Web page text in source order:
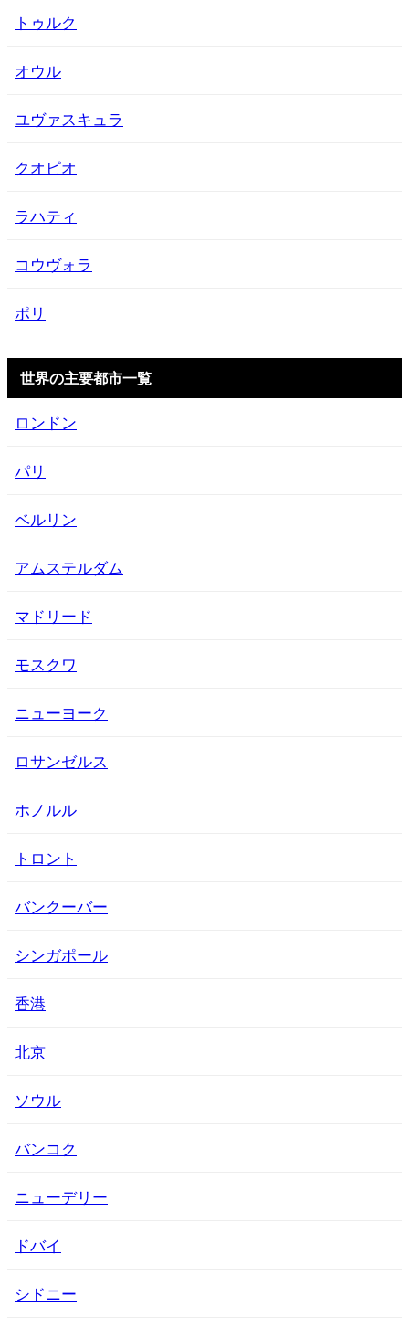
トゥルク
オウル
ユヴァスキュラ
クオピオ
ラハティ
コウヴォラ
ポリ
世界の主要都市一覧
ロンドン
パリ
ベルリン
アムステルダム
マドリード
モスクワ
ニューヨーク
ロサンゼルス
ホノルル
トロント
バンクーバー
シンガポール
香港
北京
ソウル
バンコク
ニューデリー
ドバイ
シドニー